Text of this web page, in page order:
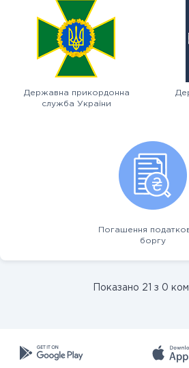
Державна прикордонна
служба України
Погашення
боргу
Показано 21 з 0